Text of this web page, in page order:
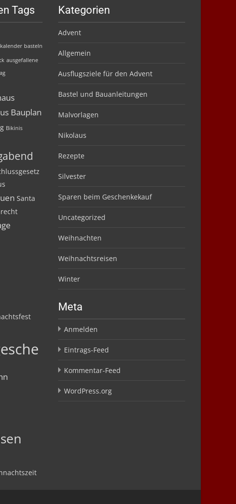
Tags
basteln
ausgefallene
Bauplan
Bikinis
Santa
Kategorien
Advent
Allgemein
Ausflugsziele für den Advent
Bastel und Bauanleitungen
Malvorlagen
Nikolaus
Rezepte
Silvester
Sparen beim Geschenkekauf
Uncategorized
Weihnachten
Weihnachtsreisen
Winter
Meta
Anmelden
Eintrags-Feed
Kommentar-Feed
WordPress.org